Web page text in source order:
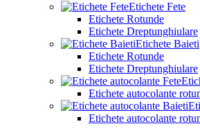
Etichete Fete
Etichete Rotunde
Etichete Dreptunghiulare
Etichete Baieti
Etichete Rotunde
Etichete Dreptunghiulare
Etichete autocolante
Etichete autocolante